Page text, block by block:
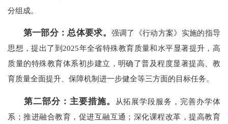
分组成。
第一部分：总体要求。 强调了《行动方案》实施的指导
思想，提出了到2025年全省特殊教育质量和水平显著提升，高
质量的特殊教育体系初步建立，明确了普及程度显著提高、教
育质量全面提升、保障机制进一步健全等三方面的目标任务。
第二部分：主要措施。
从拓展学段服务，完善办学体
系；推进融合教育，促进互融互通；深化课程改革，提高教育